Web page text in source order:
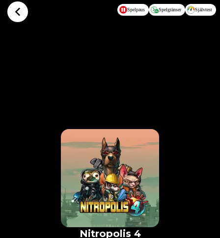
Hoppa till huvudinnehållet Spelpaus Spelgränser Självtest
Nitropolis 4